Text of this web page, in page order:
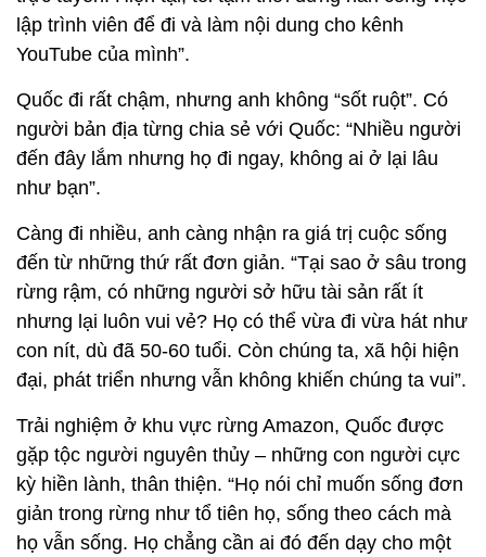
lập trình viên để đi và làm nội dung cho kênh
YouTube của mình”.
Quốc đi rất chậm, nhưng anh không “sốt ruột”. Có
người bản địa từng chia sẻ với Quốc: “Nhiều người
đến đây lắm nhưng họ đi ngay, không ai ở lại lâu
như bạn”.
Càng đi nhiều, anh càng nhận ra giá trị cuộc sống
đến từ những thứ rất đơn giản. “Tại sao ở sâu trong
rừng rậm, có những người sở hữu tài sản rất ít
nhưng lại luôn vui vẻ? Họ có thể vừa đi vừa hát như
con nít, dù đã 50-60 tuổi. Còn chúng ta, xã hội hiện
đại, phát triển nhưng vẫn không khiến chúng ta vui”.
Trải nghiệm ở khu vực rừng Amazon, Quốc được
gặp tộc người nguyên thủy – những con người cực
kỳ hiền lành, thân thiện. “Họ nói chỉ muốn sống đơn
giản trong rừng như tổ tiên họ, sống theo cách mà
họ vẫn sống. Họ chẳng cần ai đó đến dạy cho một